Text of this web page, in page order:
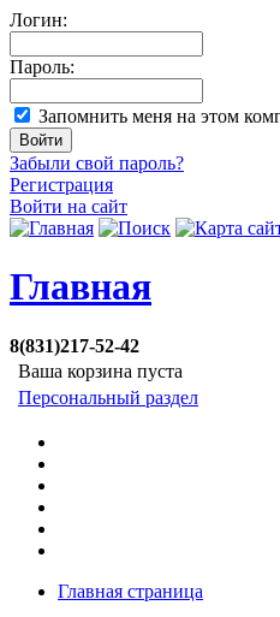
Логин:
Пароль:
Запомнить меня на этом
Забыли свой пароль?
Регистрация
Войти на сайт
Главная
8(831)217-52-42
Ваша корзина пуста
Персональный раздел
Главная страница